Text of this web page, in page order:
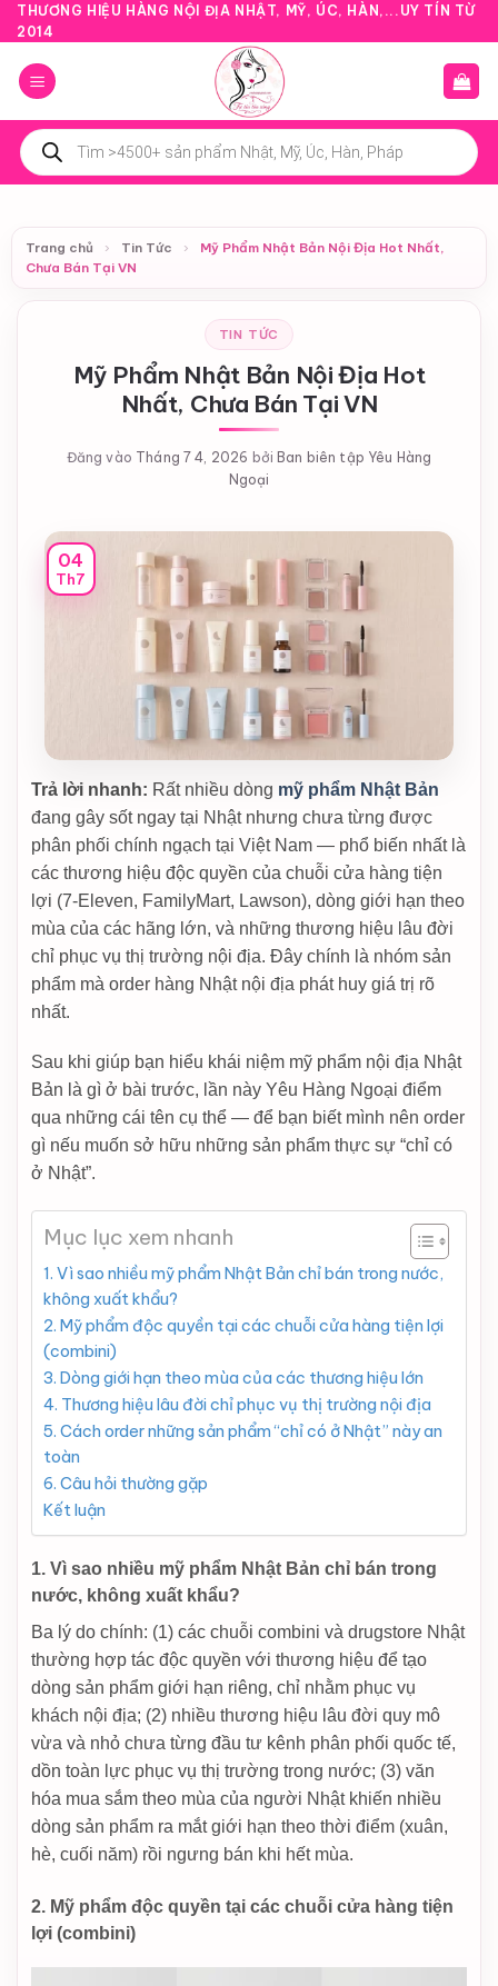
Bỏ
qua
nội
dung
THƯƠNG HIỆU HÀNG NỘI ĐỊA NHẬT, MỸ, ÚC, HÀN,...UY TÍN TỪ
2014
Tìm
kiếm
sản
phẩm
Trang chủ › Tin Tức ›
Mỹ Phẩm Nhật Bản Nội Địa Hot Nhất,
Chưa Bán Tại VN
TIN TỨC
Mỹ Phẩm Nhật Bản Nội Địa Hot
Nhất, Chưa Bán Tại VN
Đăng vào Tháng 7 4, 2026 bởi Ban biên tập Yêu Hàng
Ngoại
04
Th7
Trả lời nhanh: Rất nhiều dòng mỹ phẩm Nhật Bản
đang gây sốt ngay tại Nhật nhưng chưa từng được
phân phối chính ngạch tại Việt Nam — phổ biến nhất là
các thương hiệu độc quyền của chuỗi cửa hàng tiện
lợi (7-Eleven, FamilyMart, Lawson), dòng giới hạn theo
mùa của các hãng lớn, và những thương hiệu lâu đời
chỉ phục vụ thị trường nội địa. Đây chính là nhóm sản
phẩm mà order hàng Nhật nội địa phát huy giá trị rõ
nhất.
Sau khi giúp bạn hiểu khái niệm mỹ phẩm nội địa Nhật
Bản là gì ở bài trước, lần này Yêu Hàng Ngoại điểm
qua những cái tên cụ thể — để bạn biết mình nên order
gì nếu muốn sở hữu những sản phẩm thực sự “chỉ có
ở Nhật”.
Mục lục xem nhanh
1. Vì sao nhiều mỹ phẩm Nhật Bản chỉ bán trong nước,
không xuất khẩu?
2. Mỹ phẩm độc quyền tại các chuỗi cửa hàng tiện lợi
(combini)
3. Dòng giới hạn theo mùa của các thương hiệu lớn
4. Thương hiệu lâu đời chỉ phục vụ thị trường nội địa
5. Cách order những sản phẩm “chỉ có ở Nhật” này an
toàn
6. Câu hỏi thường gặp
Kết luận
1. Vì sao nhiều mỹ phẩm Nhật Bản chỉ bán trong
nước, không xuất khẩu?
Ba lý do chính: (1) các chuỗi combini và drugstore Nhật
thường hợp tác độc quyền với thương hiệu để tạo
dòng sản phẩm giới hạn riêng, chỉ nhằm phục vụ
khách nội địa; (2) nhiều thương hiệu lâu đời quy mô
vừa và nhỏ chưa từng đầu tư kênh phân phối quốc tế,
dồn toàn lực phục vụ thị trường trong nước; (3) văn
hóa mua sắm theo mùa của người Nhật khiến nhiều
dòng sản phẩm ra mắt giới hạn theo thời điểm (xuân,
hè, cuối năm) rồi ngưng bán khi hết mùa.
2. Mỹ phẩm độc quyền tại các chuỗi cửa hàng tiện
lợi (combini)